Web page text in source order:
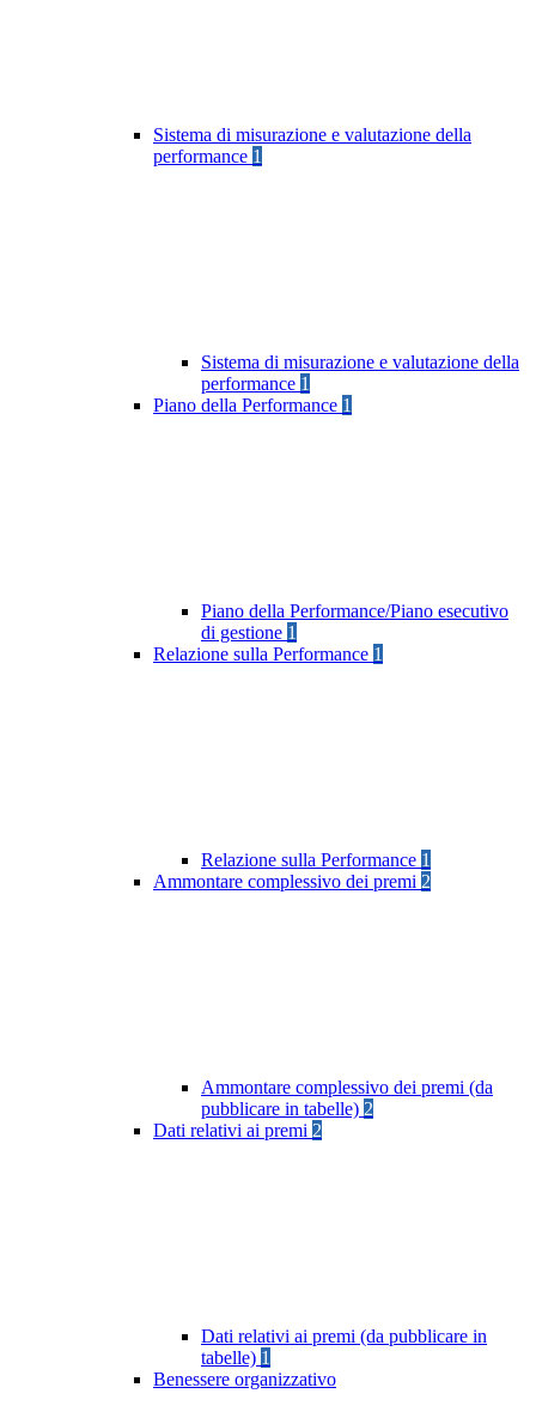
Sistema di misurazione e valutazione della
performance 1
Sistema di misurazione e valutazione della
performance 1
Piano della Performance 1
Piano della Performance/Piano esecutivo
di gestione 1
Relazione sulla Performance 1
Relazione sulla Performance 1
Ammontare complessivo dei premi 2
Ammontare complessivo dei premi (da
pubblicare in tabelle) 2
Dati relativi ai premi 2
Dati relativi ai premi (da pubblicare in
tabelle) 1
Benessere organizzativo